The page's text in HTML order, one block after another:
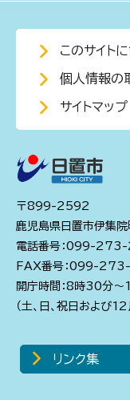
このサイト
個人情報の
サイトマップ
〒899-2592
鹿児島県日置市伊集
電話番号：099-273-
FAX番号：099-
開庁時間：8時30分
（土、日、祝日および
リンク集